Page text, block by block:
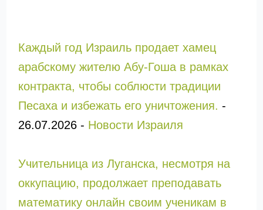
Каждый год Израиль продает хамец
арабскому жителю Абу-Гоша в рамках
контракта, чтобы соблюсти традиции
Песаха и избежать его уничтожения. -
26.07.2026- Новости Израиля
Учительница из Луганска, несмотря на
оккупацию, продолжает преподавать
математику онлайн своим ученикам в